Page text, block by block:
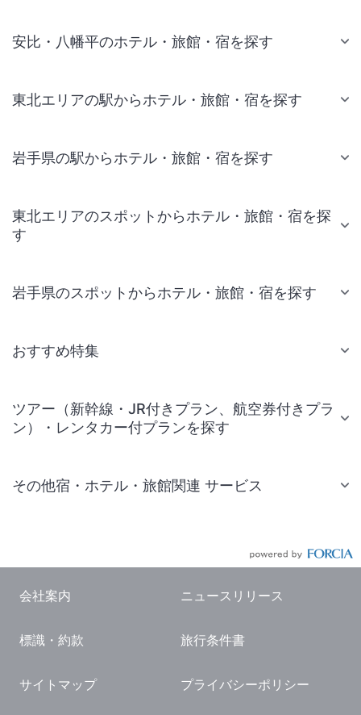
安比・八幡平のホテル・旅館・宿を探す
東北エリアの駅からホテル・旅館・宿を探す
岩手県の駅からホテル・旅館・宿を探す
東北エリアのスポットからホテル・旅館・宿を探
す
岩手県のスポットからホテル・旅館・宿を探す
おすすめ特集
ツアー（新幹線・JR付きプラン、航空券付きプラ
ン）・レンタカー付プランを探す
その他宿・ホテル・旅館関連 サービス
国内観光ガイド
旅行・観光情報
会社案内 ニュースリリース
標識・約款 旅行条件書
サイトマップ プライバシーポリシー